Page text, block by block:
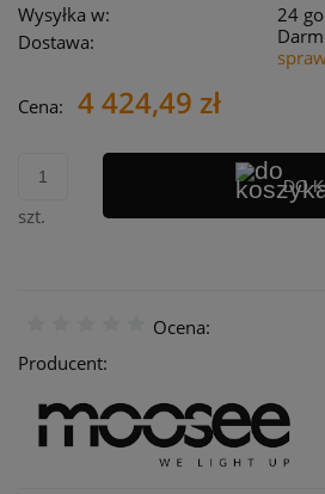
Wysyłka w:
24
Dostawa:
Cena nie zawiera ewentualnych
Cena: 4 424,49 zł
szt.
DO
Ocena:
Producent: